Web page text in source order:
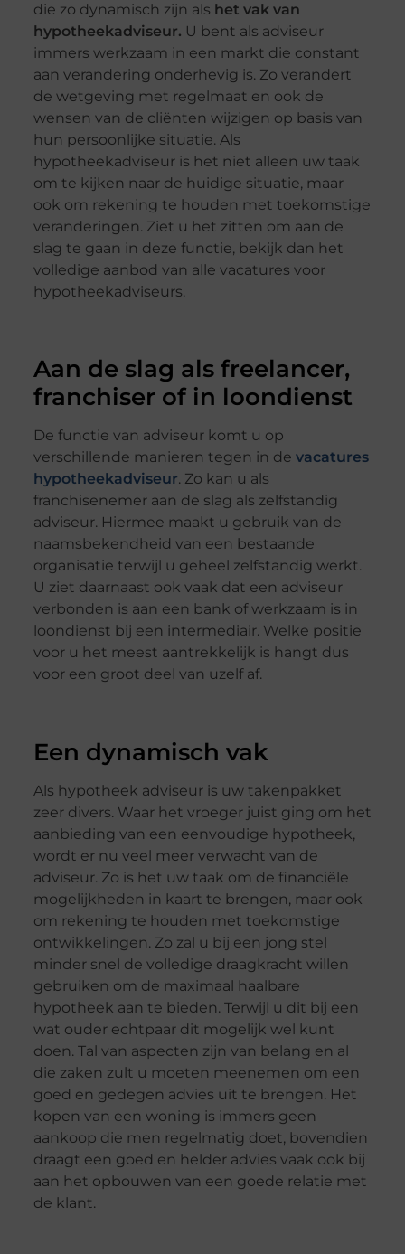
die zo dynamisch zijn als het vak van
hypotheekadviseur. U bent als adviseur
immers werkzaam in een markt die constant
aan verandering onderhevig is. Zo verandert
de wetgeving met regelmaat en ook de
wensen van de cliënten wijzigen op basis van
hun persoonlijke situatie. Als
hypotheekadviseur is het niet alleen uw taak
om te kijken naar de huidige situatie, maar
ook om rekening te houden met toekomstige
veranderingen. Ziet u het zitten om aan de
slag te gaan in deze functie, bekijk dan het
volledige aanbod van alle vacatures voor
hypotheekadviseurs.
Aan de slag als freelancer,
franchiser of in loondienst
De functie van adviseur komt u op
verschillende manieren tegen in de vacatures
hypotheekadviseur. Zo kan u als
franchisenemer aan de slag als zelfstandig
adviseur. Hiermee maakt u gebruik van de
naamsbekendheid van een bestaande
organisatie terwijl u geheel zelfstandig werkt.
U ziet daarnaast ook vaak dat een adviseur
verbonden is aan een bank of werkzaam is in
loondienst bij een intermediair. Welke positie
voor u het meest aantrekkelijk is hangt dus
voor een groot deel van uzelf af.
Een dynamisch vak
Als hypotheek adviseur is uw takenpakket
zeer divers. Waar het vroeger juist ging om het
aanbieding van een eenvoudige hypotheek,
wordt er nu veel meer verwacht van de
adviseur. Zo is het uw taak om de financiële
mogelijkheden in kaart te brengen, maar ook
om rekening te houden met toekomstige
ontwikkelingen. Zo zal u bij een jong stel
minder snel de volledige draagkracht willen
gebruiken om de maximaal haalbare
hypotheek aan te bieden. Terwijl u dit bij een
wat ouder echtpaar dit mogelijk wel kunt
doen. Tal van aspecten zijn van belang en al
die zaken zult u moeten meenemen om een
goed en gedegen advies uit te brengen. Het
kopen van een woning is immers geen
aankoop die men regelmatig doet, bovendien
draagt een goed en helder advies vaak ook bij
aan het opbouwen van een goede relatie met
de klant.